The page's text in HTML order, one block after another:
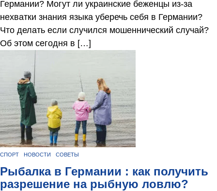
Германии? Могут ли украинские беженцы из-за
нехватки знания языка уберечь себя в Германии?
Что делать если случился мошеннический случай?
Об этом сегодня в […]
CПОРТ НОВОСТИ СОВЕТЫ
Рыбалка в Германии : как получить
разрешение на рыбную ловлю?